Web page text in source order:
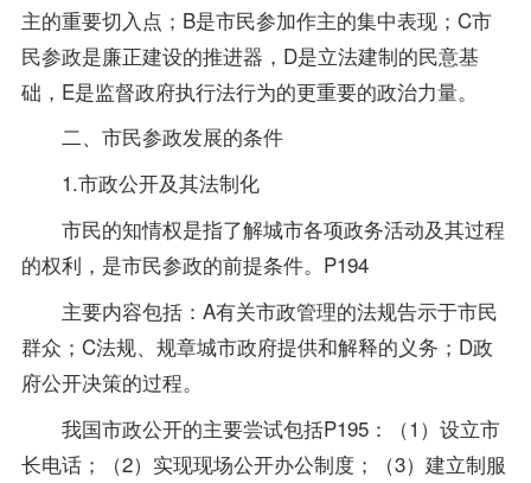
主的重要切入点；B是市民参加作主的集中表现；C市
民参政是廉正建设的推进器，D是立法建制的民意基
础，E是监督政府执行法行为的更重要的政治力量。
二、市民参政发展的条件
1.市政公开及其法制化
市民的知情权是指了解城市各项政务活动及其过程
的权利，是市民参政的前提条件。P194
主要内容包括：A有关市政管理的法规告示于市民
群众；C法规、规章城市政府提供和解释的义务；D政
府公开决策的过程。
我国市政公开的主要尝试包括P195：（1）设立市
长电话；（2）实现现场公开办公制度；（3）建立制服